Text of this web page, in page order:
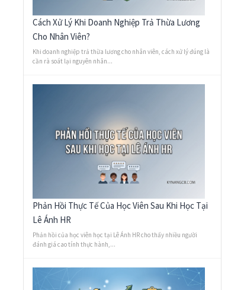
Cách Xử Lý Khi Doanh Nghiệp Trả Thừa Lương
Cho Nhân Viên?
Khi doanh nghiệp trả thừa lương cho nhân viên, cách xử lý đúng là
cần rà soát lại nguyên nhân...
Phản Hồi Thực Tế Của Học Viên Sau Khi Học Tại
Lê Ánh HR
Phản hồi của học viên học tại Lê Ánh HR cho thấy nhiều người
đánh giá cao tính thực hành,...